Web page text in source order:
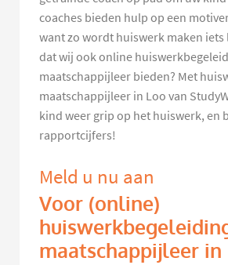
coaches bieden hulp op een
want zo wordt huiswerk maken iets
dat wij ook online
maatschappijleer bieden? Met
maatschappijleer in Loo van
kind weer grip op het huiswerk, en
rapportcijfers!
Meld u nu aan
Voor (online)
maatschappijleer in